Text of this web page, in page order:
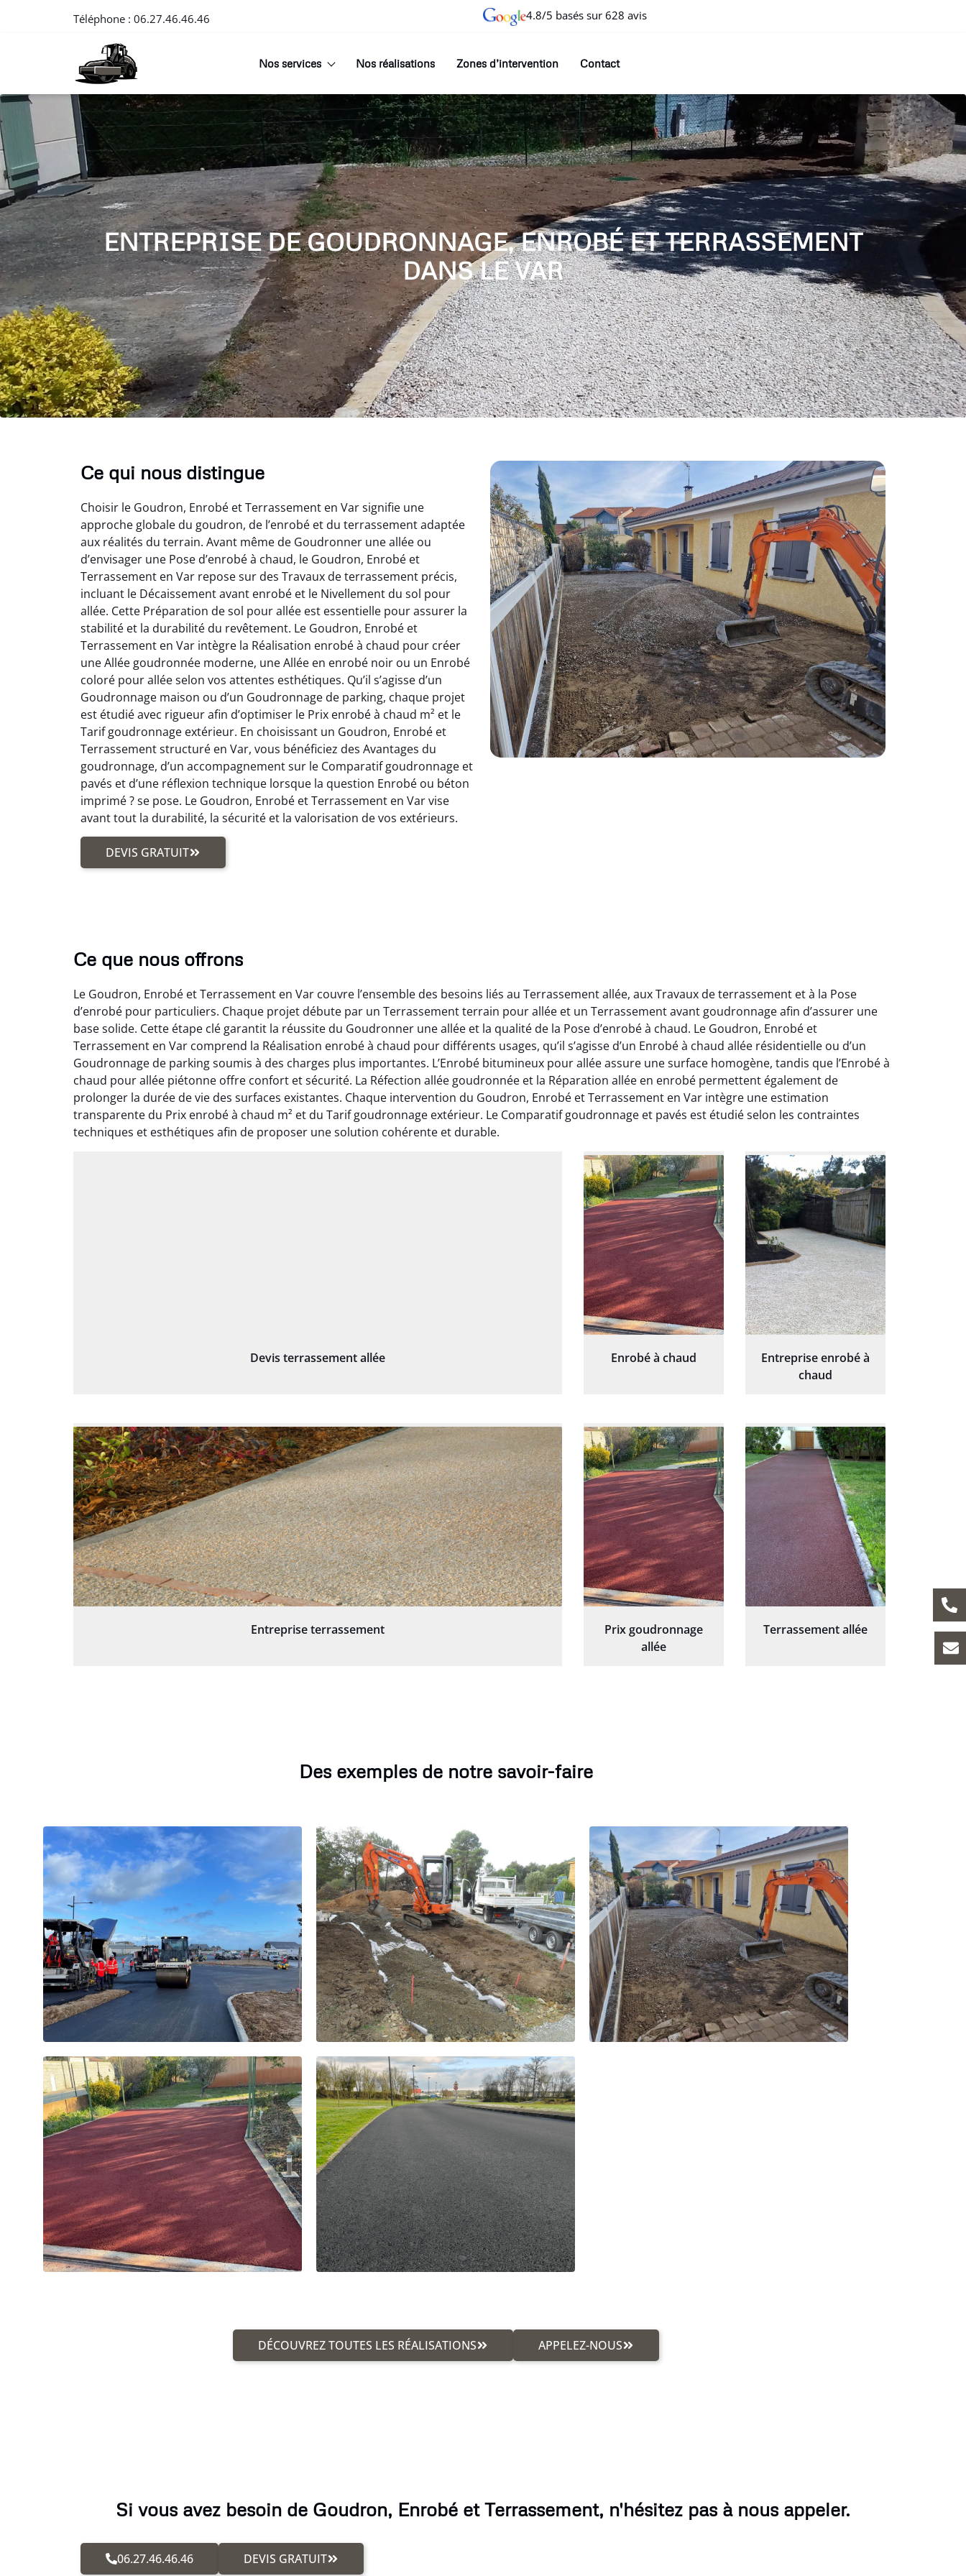
Téléphone : 06.27.46.46.46 4.8/5 basés sur 628 avis
Nos services Nos réalisations Zones d’intervention Contact
ENTREPRISE DE GOUDRONNAGE, ENROBÉ ET TERRASSEMENT
DANS LE VAR
Ce qui nous distingue
Choisir le Goudron, Enrobé et Terrassement en Var signifie une
approche globale du goudron, de l’enrobé et du terrassement adaptée
aux réalités du terrain. Avant même de Goudronner une allée ou
d’envisager une Pose d’enrobé à chaud, le Goudron, Enrobé et
Terrassement en Var repose sur des Travaux de terrassement précis,
incluant le Décaissement avant enrobé et le Nivellement du sol pour
allée. Cette Préparation de sol pour allée est essentielle pour assurer la
stabilité et la durabilité du revêtement. Le Goudron, Enrobé et
Terrassement en Var intègre la Réalisation enrobé à chaud pour créer
une Allée goudronnée moderne, une Allée en enrobé noir ou un Enrobé
coloré pour allée selon vos attentes esthétiques. Qu’il s’agisse d’un
Goudronnage maison ou d’un Goudronnage de parking, chaque projet
est étudié avec rigueur afin d’optimiser le Prix enrobé à chaud m² et le
Tarif goudronnage extérieur. En choisissant un Goudron, Enrobé et
Terrassement structuré en Var, vous bénéficiez des Avantages du
goudronnage, d’un accompagnement sur le Comparatif goudronnage et
pavés et d’une réflexion technique lorsque la question Enrobé ou béton
imprimé ? se pose. Le Goudron, Enrobé et Terrassement en Var vise
avant tout la durabilité, la sécurité et la valorisation de vos extérieurs.
DEVIS GRATUIT
Ce que nous offrons
Le Goudron, Enrobé et Terrassement en Var couvre l’ensemble des besoins liés au Terrassement allée, aux Travaux de terrassement et à la Pose
d’enrobé pour particuliers. Chaque projet débute par un Terrassement terrain pour allée et un Terrassement avant goudronnage afin d’assurer une
base solide. Cette étape clé garantit la réussite du Goudronner une allée et la qualité de la Pose d’enrobé à chaud. Le Goudron, Enrobé et
Terrassement en Var comprend la Réalisation enrobé à chaud pour différents usages, qu’il s’agisse d’un Enrobé à chaud allée résidentielle ou d’un
Goudronnage de parking soumis à des charges plus importantes. L’Enrobé bitumineux pour allée assure une surface homogène, tandis que l’Enrobé à
chaud pour allée piétonne offre confort et sécurité. La Réfection allée goudronnée et la Réparation allée en enrobé permettent également de
prolonger la durée de vie des surfaces existantes. Chaque intervention du Goudron, Enrobé et Terrassement en Var intègre une estimation
transparente du Prix enrobé à chaud m² et du Tarif goudronnage extérieur. Le Comparatif goudronnage et pavés est étudié selon les contraintes
techniques et esthétiques afin de proposer une solution cohérente et durable.
Devis terrassement allée Enrobé à chaud
Entreprise enrobé à
chaud
Entreprise terrassement
Prix goudronnage
allée
Terrassement allée
Des exemples de notre savoir-faire
DÉCOUVREZ TOUTES LES RÉALISATIONS APPELEZ-NOUS
Si vous avez besoin de Goudron, Enrobé et Terrassement, n'hésitez pas à nous appeler.
06.27.46.46.46 DEVIS GRATUIT